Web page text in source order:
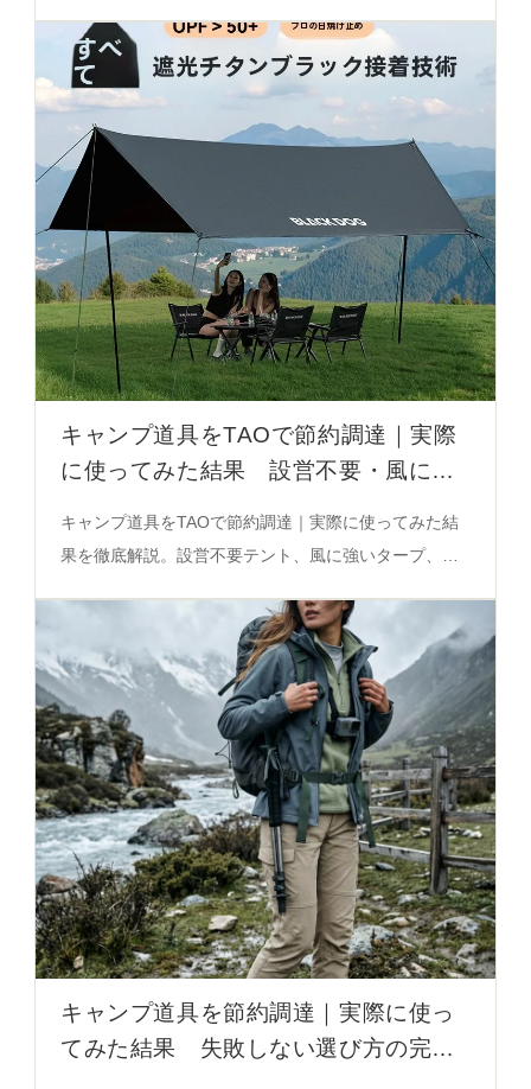
キャンプ道具をTAOで節約調達｜実際
に使ってみた結果 設営不要・風に強
キャンプ道具をTAOで節約調達｜実際に使ってみた結
果を徹底解説。設営不要テント、風に強いタープ、収
キャンプ道具を節約調達｜実際に使っ
てみた結果 失敗しない選び方の完全